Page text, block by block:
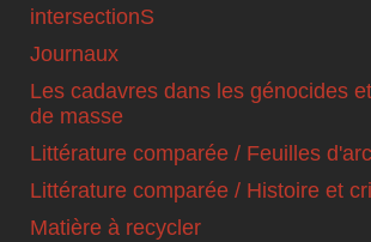
intersectionS
Journaux
Les cadavres dans les génocides
de masse
Littérature comparée / Feuilles
Littérature comparée / Histoire et
Matière à recycler